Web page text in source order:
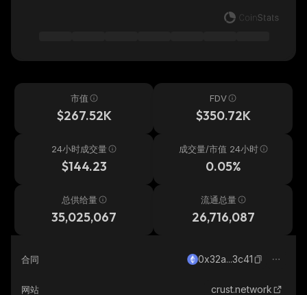
市值
$267.52K
FDV
$350.72K
24小时成交量
$144.23
成交量/市值 24小时
0.05%
总供给量
35,025,067
流通总量
26,716,087
合同 0x32a...3c41
网站 crust.network